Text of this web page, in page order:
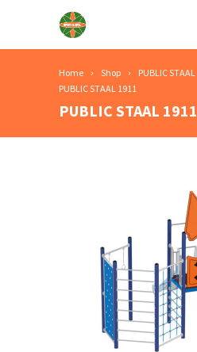
Home Shop
PUBLIC STAAL
PUBLIC STAAL 1911
PUBLIC STAAL 1911